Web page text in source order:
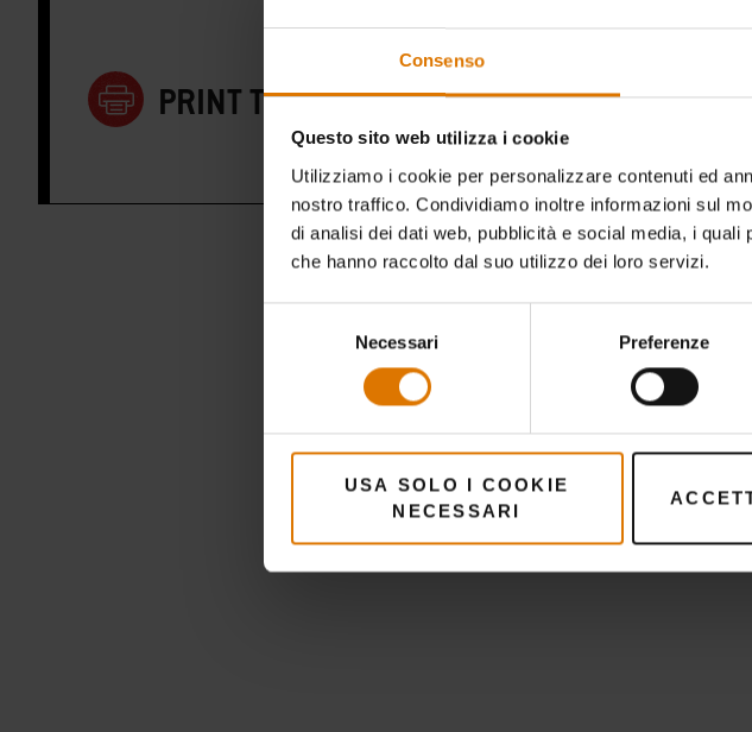
Consenso
Questo sito web utilizza i cookie
Utilizziamo i cookie per personalizzare contenuti ed
nostro traffico. Condividiamo inoltre informazioni sul
di analisi dei dati web, pubblicità e social media, i
che hanno raccolto dal suo utilizzo dei loro servizi.
Necessari Preferenze
USA SOLO I COOKIE
NECESSARI
PRINT THIS LIST